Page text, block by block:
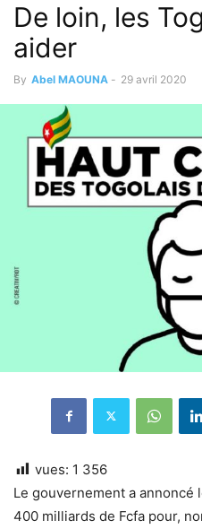
De loin, les
aider
By Abel MAOUNA - 29 avril 2020
vues: 1 356
Le gouvernement a annoncé
400 milliards de Fcfa pour,